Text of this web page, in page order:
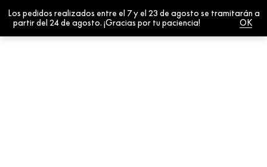
0
Los pedidos realizados entre el 7 y el 23 de agosto se tramitarán a
partir del 24 de agosto. ¡Gracias por tu paciencia!